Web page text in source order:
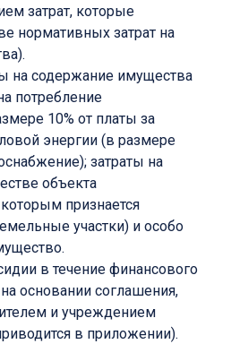
затрат, которые
нормативных затрат на
на содержание имущества
потребление
10% от платы за
энергии (в размере
затраты на
объекта
признается
участки) и особо
в течение финансового
основании соглашения,
и учреждением
в приложении).